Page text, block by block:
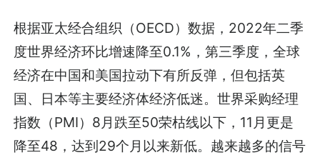
根据亚太经合组织（OECD）数据，2022年二季
度世界经济环比增速降至0.1%，第三季度，全球
经济在中国和美国拉动下有所反弹，但包括英
国、日本等主要经济体经济低迷。世界采购经理
指数（PMI）8月跌至50荣枯线以下，11月更是
降至48，达到29个月以来新低。越来越多的信号